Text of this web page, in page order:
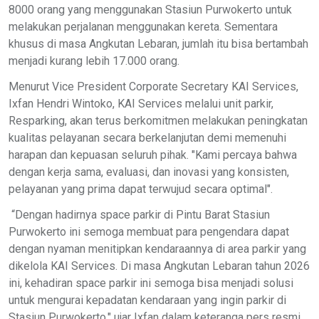
8000 orang yang menggunakan Stasiun Purwokerto untuk
melakukan perjalanan menggunakan kereta. Sementara
khusus di masa Angkutan Lebaran, jumlah itu bisa bertambah
menjadi kurang lebih 17.000 orang.
Menurut Vice President Corporate Secretary KAI Services,
Ixfan Hendri Wintoko, KAI Services melalui unit parkir,
Resparking, akan terus berkomitmen melakukan peningkatan
kualitas pelayanan secara berkelanjutan demi memenuhi
harapan dan kepuasan seluruh pihak. "Kami percaya bahwa
dengan kerja sama, evaluasi, dan inovasi yang konsisten,
pelayanan yang prima dapat terwujud secara optimal".
“Dengan hadirnya space parkir di Pintu Barat Stasiun
Purwokerto ini semoga membuat para pengendara dapat
dengan nyaman menitipkan kendaraannya di area parkir yang
dikelola KAI Services. Di masa Angkutan Lebaran tahun 2026
ini, kehadiran space parkir ini semoga bisa menjadi solusi
untuk mengurai kepadatan kendaraan yang ingin parkir di